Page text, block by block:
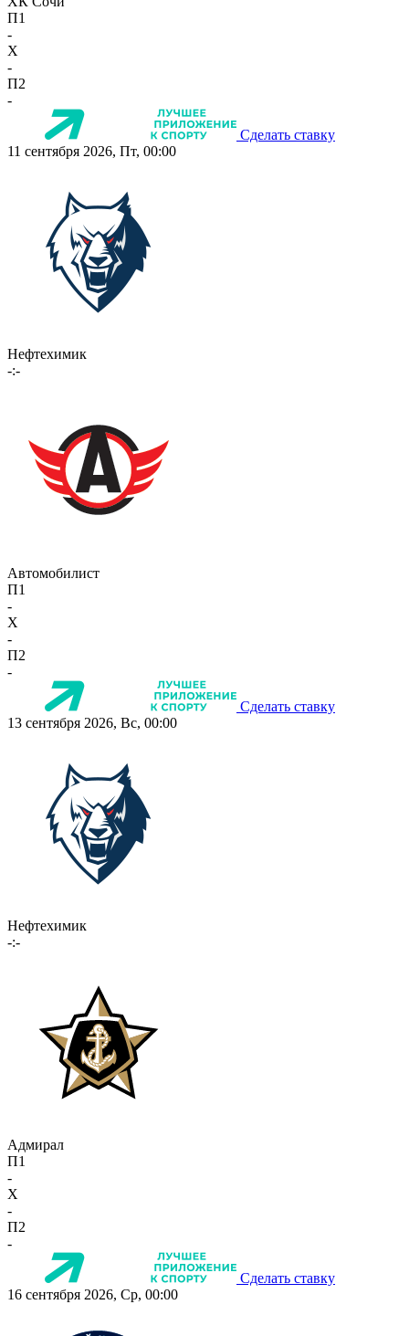
П1
-
X
-
П2
-
Сделать ставку
11 сентября 2026, Пт, 00:00
Нефтехимик
-:-
Автомобилист
П1
-
X
-
П2
-
Сделать ставку
13 сентября 2026, Вс, 00:00
Нефтехимик
-:-
Адмирал
П1
-
X
-
П2
-
Сделать ставку
16 сентября 2026, Ср, 00:00